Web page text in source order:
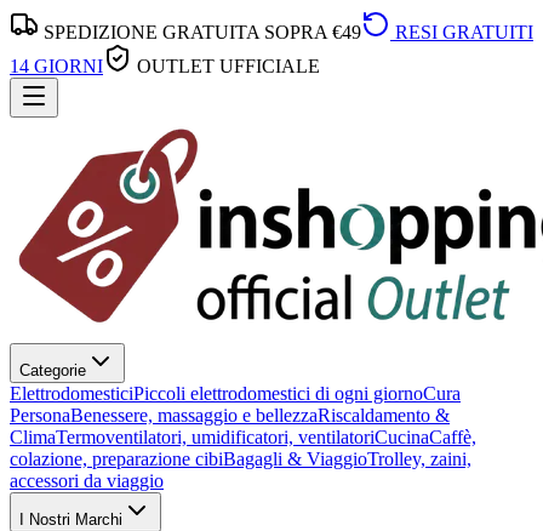
SPEDIZIONE GRATUITA SOPRA €49
RESI GRATUITI
14 GIORNI
OUTLET UFFICIALE
Categorie
ElettrodomesticiPiccoli elettrodomestici di ogni giornoCura
PersonaBenessere, massaggio e bellezzaRiscaldamento &
ClimaTermoventilatori, umidificatori, ventilatoriCucinaCaffè,
colazione, preparazione cibiBagagli & ViaggioTrolley, zaini,
accessori da viaggio
I Nostri Marchi